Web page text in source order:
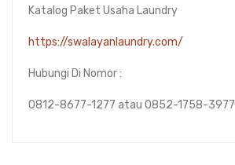
Katalog Paket Usaha Laundry
https://swalayanlaundry.com/
Hubungi Di Nomor :
0812-8677-1277 atau 0852-1758-3977